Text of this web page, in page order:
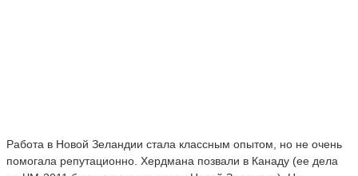
Работа в Новой Зеландии стала классным опытом, но не очень
помогала репутационно. Хердмана позвали в Канаду (ее дела